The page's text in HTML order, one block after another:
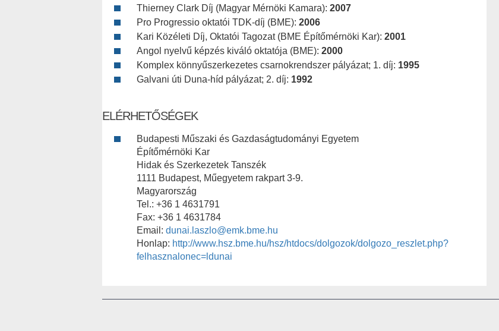
Thierney Clark Díj (Magyar Mérnöki Kamara): 2007
Pro Progressio oktatói TDK-díj (BME): 2006
Kari Közéleti Díj, Oktatói Tagozat (BME Építőmérnöki Kar): 2001
Angol nyelvű képzés kiváló oktatója (BME): 2000
Komplex könnyűszerkezetes csarnokrendszer pályázat; 1. díj: 1995
Galvani úti Duna-híd pályázat; 2. díj: 1992
ELÉRHETŐSÉGEK
Budapesti Műszaki és Gazdaságtudományi Egyetem
Építőmérnöki Kar
Hidak és Szerkezetek Tanszék
1111 Budapest, Műegyetem rakpart 3-9.
Magyarország
Tel.: +36 1 4631791
Fax: +36 1 4631784
Email: dunai.laszlo@emk.bme.hu
Honlap: http://www.hsz.bme.hu/hsz/htdocs/dolgozok/dolgozo_reszlet.php?
felhasznalonec=ldunai